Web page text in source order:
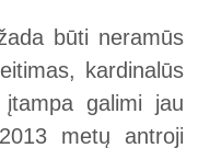
būti neramūs
kardinalūs
galimi jau
metų antroji